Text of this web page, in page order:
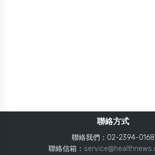
聯絡方式
聯絡我們：02-2394-0168
聯絡信箱：